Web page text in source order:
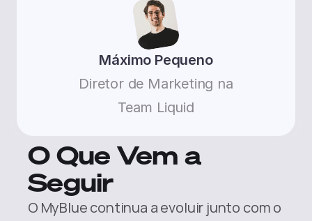
Máximo Pequeno
Diretor de Marketing na
Team Liquid
O Que Vem a
Seguir
O MyBlue continua a evoluir junto com o